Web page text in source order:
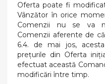
Oferta poate fi
Vânzător în orice
Comenzii nu se va
Comenzii aferente de
6.4. de mai jos,
preţurile din Oferta
efectuat această
modificări între timp.